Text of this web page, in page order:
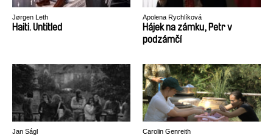
Jørgen Leth
Haiti. Untitled
Apolena Rychlíková
Hájek na zámku, Petr v
podzámčí
Jan Ságl Carolin Genreith